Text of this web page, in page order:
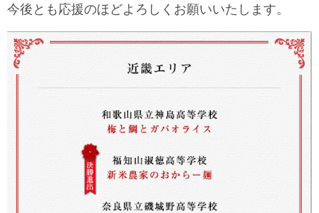
今後とも応援のほどよろしくお願いいたします。